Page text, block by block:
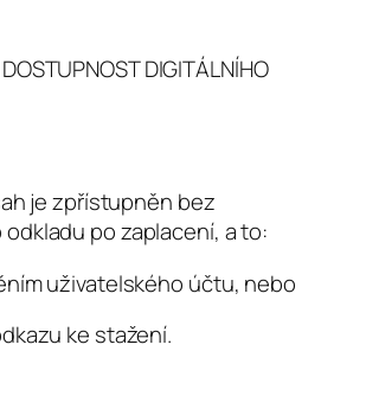
DIGITÁLNÍHO
je zpřístupněn bez
po zaplacení, a to:
uživatelského účtu, nebo
ke stažení.